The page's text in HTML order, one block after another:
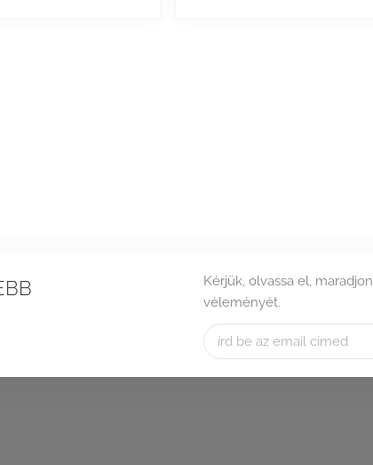
Kérjük, olvassa el,
véleményét.